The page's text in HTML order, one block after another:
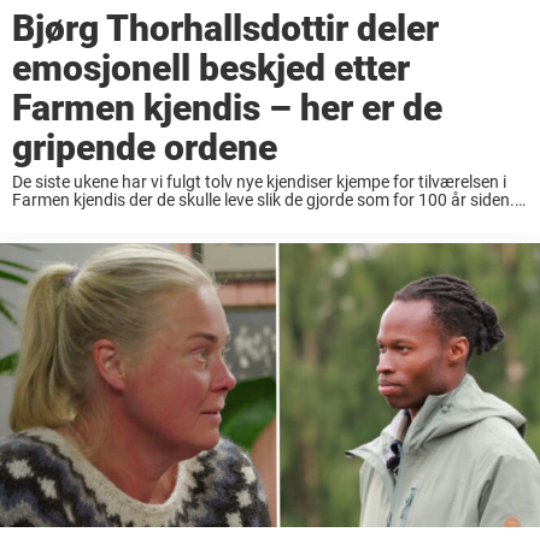
Bjørg Thorhallsdottir deler
emosjonell beskjed etter
Farmen kjendis – her er de
gripende ordene
De siste ukene har vi fulgt tolv nye kjendiser kjempe for tilværelsen i
Farmen kjendis der de skulle leve slik de gjorde som for 100 år siden.